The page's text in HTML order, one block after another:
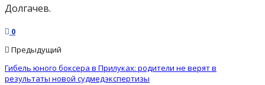
Долгачев.
0
Предыдущий
Гибель юного боксера в Прилуках: родители не верят в
результаты новой судмедэкспертизы